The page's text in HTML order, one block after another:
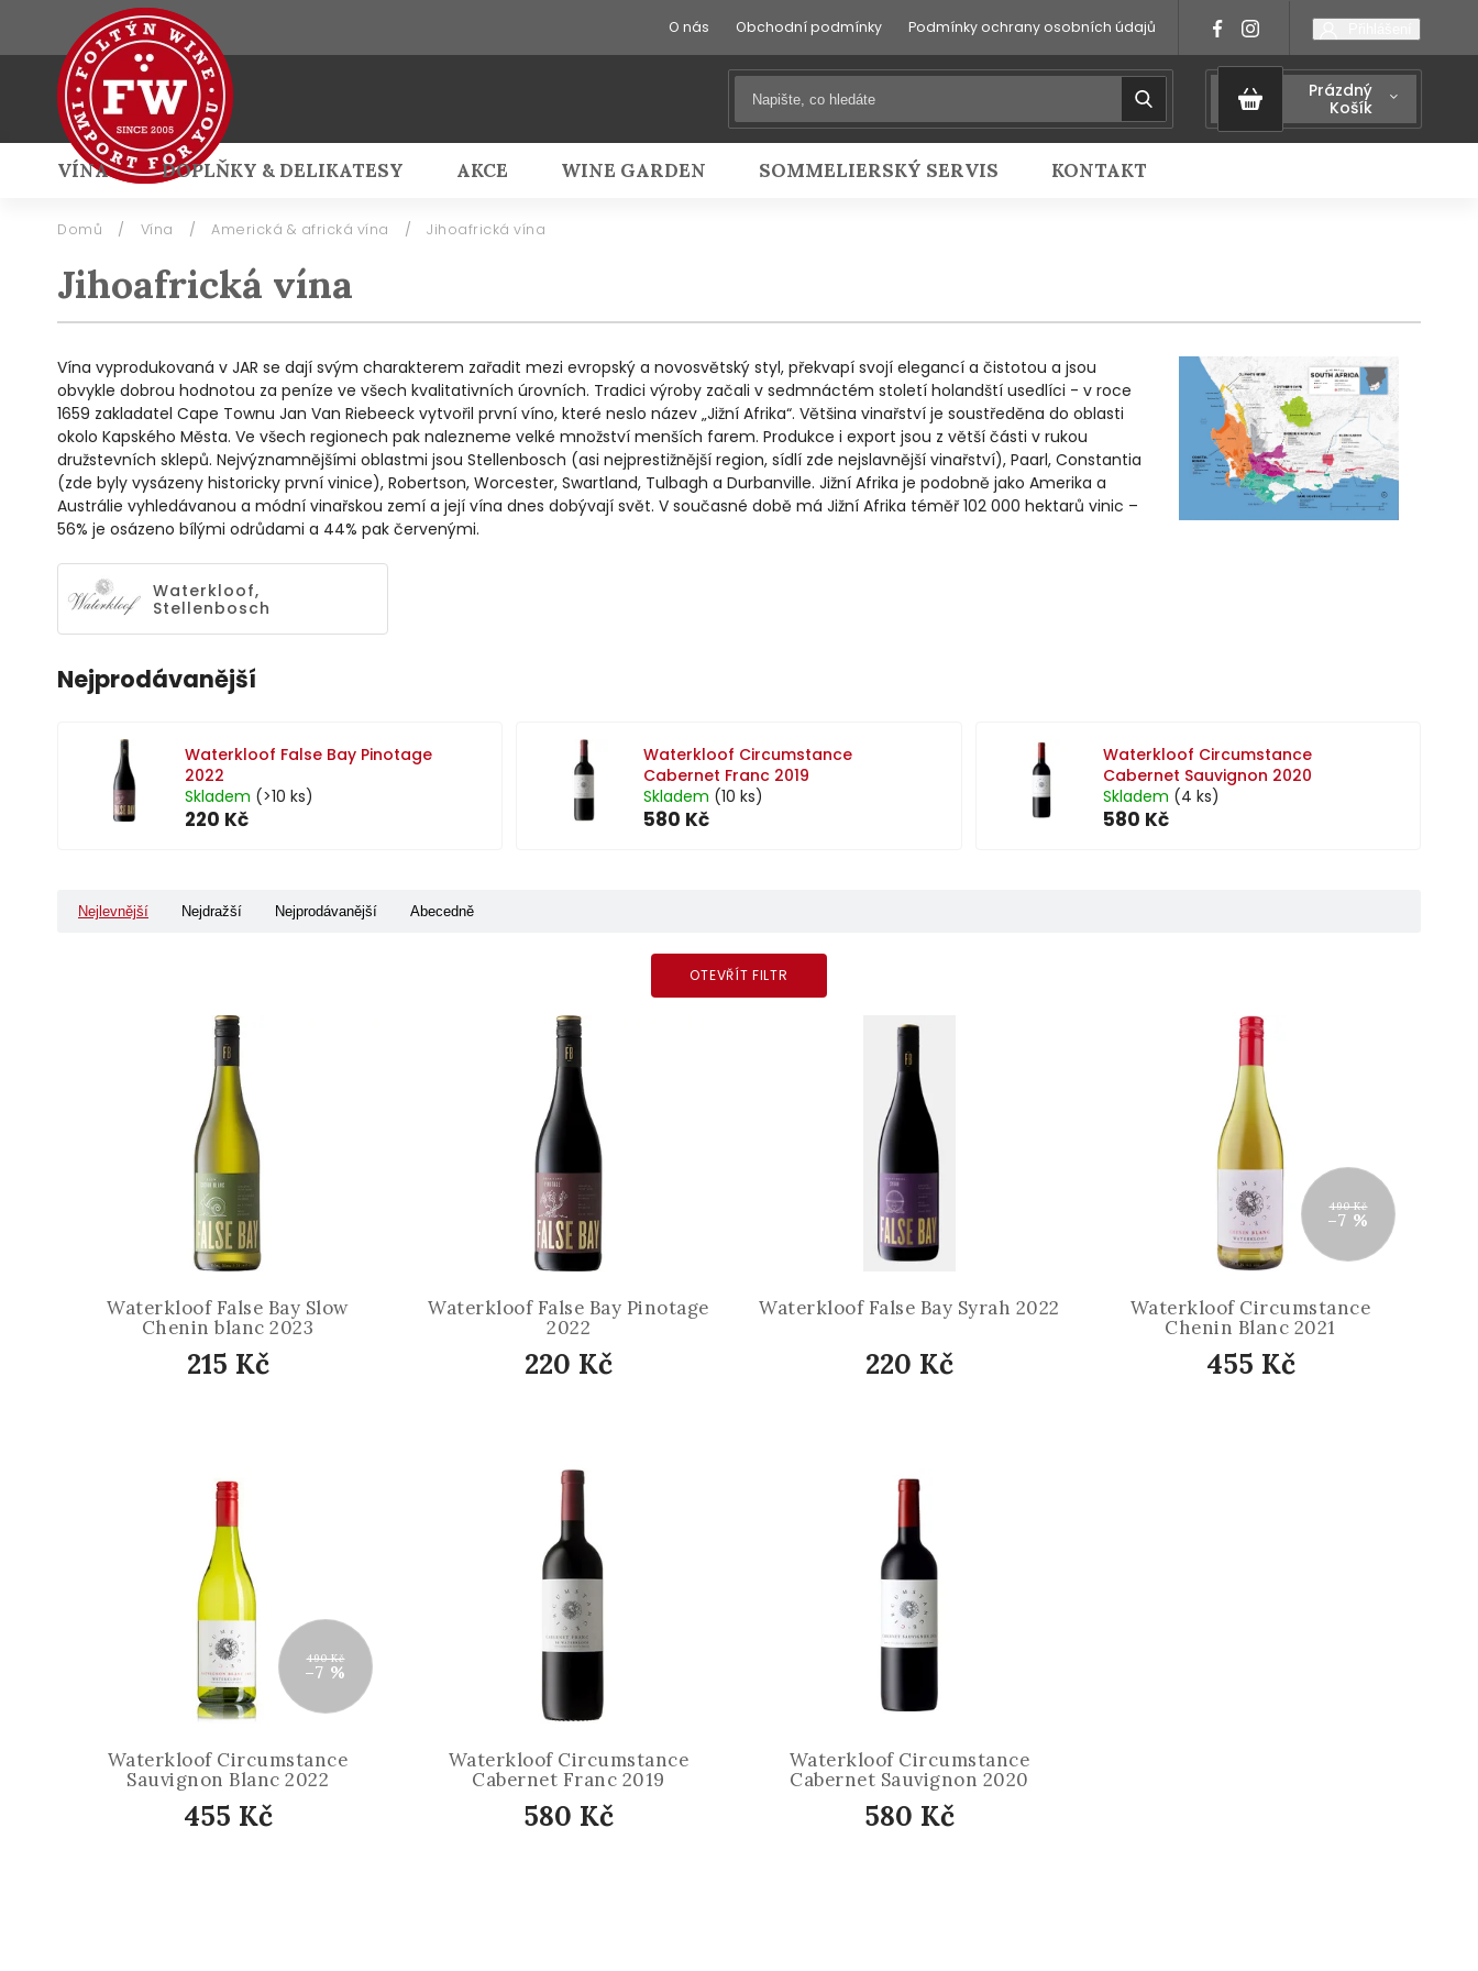
O nás Obchodní podmínky Podmínky ochrany osobních údajů
Prázdný
Košík
VÍNA DOPLŇKY & DELIKATESY AKCE WINE GARDEN SOMMELIERSKÝ SERVIS KONTAKT
Přihlášení
Domů / Vína / Americká & africká vína / Jihoafrická vína
Jihoafrická vína
Vína vyprodukovaná v JAR se dají svým charakterem zařadit mezi evropský a novosvětský styl, překvapí svojí elegancí a čistotou a jsou
obvykle dobrou hodnotou za peníze ve všech kvalitativních úrovních. Tradici výroby začali v sedmnáctém století holandští usedlíci - v roce
1659 zakladatel Cape Townu Jan Van Riebeeck vytvořil první víno, které neslo název „Jižní Afrika“. Většina vinařství je soustředěna do oblasti
okolo Kapského Města. Ve všech regionech pak nalezneme velké množství menších farem. Produkce i export jsou z větší části v rukou
družstevních sklepů. Nejvýznamnějšími oblastmi jsou Stellenbosch (asi nejprestižnější region, sídlí zde nejslavnější vinařství), Paarl, Constantia
(zde byly vysázeny historicky první vinice), Robertson, Worcester, Swartland, Tulbagh a Durbanville. Jižní Afrika je podobně jako Amerika a
Austrálie vyhledávanou a módní vinařskou zemí a její vína dnes dobývají svět. V současné době má Jižní Afrika téměř 102 000 hektarů vinic –
56% je osázeno bílými odrůdami a 44% pak červenými.
Waterkloof,
Stellenbosch
Nejprodávanější
Waterkloof False Bay Pinotage
2022
Skladem (>10 ks)
220 Kč
Waterkloof Circumstance
Cabernet Franc 2019
Skladem (10 ks)
580 Kč
Waterkloof Circumstance
Cabernet Sauvignon 2020
Skladem (4 ks)
580 Kč
Nejlevnější Nejdražší Nejprodávanější Abecedně
OTEVŘÍT FILTR
Waterkloof False Bay Slow
Chenin blanc 2023
215 Kč
Waterkloof False Bay Pinotage
2022
220 Kč
Waterkloof False Bay Syrah 2022
220 Kč
490 Kč
–7 %
Waterkloof Circumstance
Chenin Blanc 2021
455 Kč
490 Kč
–7 %
Waterkloof Circumstance
Sauvignon Blanc 2022
455 Kč
Waterkloof Circumstance
Cabernet Franc 2019
580 Kč
Waterkloof Circumstance
Cabernet Sauvignon 2020
580 Kč